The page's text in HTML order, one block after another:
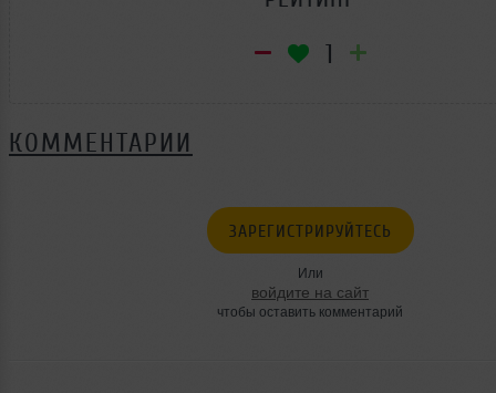
1
КОММЕНТАРИИ
ЗАРЕГИСТРИРУЙТЕСЬ
Или
войдите на сайт
чтобы оставить комментарий